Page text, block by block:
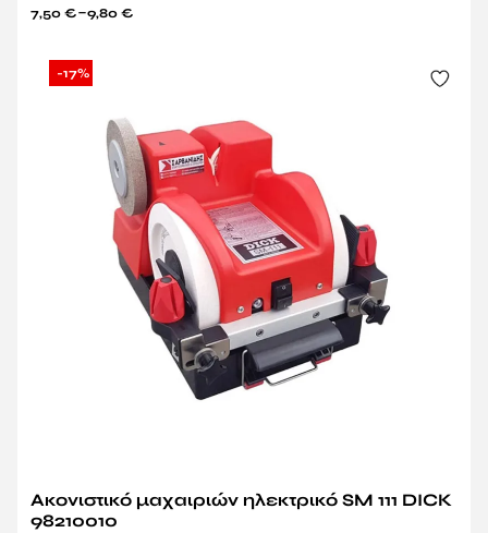
7,50 €–9,80 €
-17%
Ακονιστικό μαχαιριών ηλεκτρικό SM 111 DICK
98210010